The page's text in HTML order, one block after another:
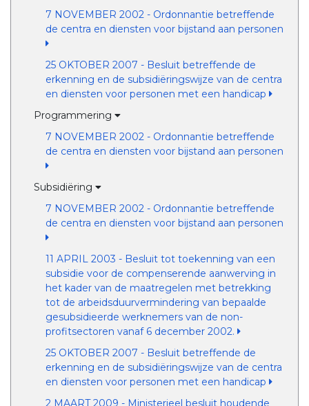
7 NOVEMBER 2002 - Ordonnantie betreffende
de centra en diensten voor bijstand aan personen
25 OKTOBER 2007 - Besluit betreffende de
erkenning en de subsidiëringswijze van de centra
en diensten voor personen met een handicap
Programmering
7 NOVEMBER 2002 - Ordonnantie betreffende
de centra en diensten voor bijstand aan personen
Subsidiëring
7 NOVEMBER 2002 - Ordonnantie betreffende
de centra en diensten voor bijstand aan personen
11 APRIL 2003 - Besluit tot toekenning van een
subsidie voor de compenserende aanwerving in
het kader van de maatregelen met betrekking
tot de arbeidsduurvermindering van bepaalde
gesubsidieerde werknemers van de non-
profitsectoren vanaf 6 december 2002.
25 OKTOBER 2007 - Besluit betreffende de
erkenning en de subsidiëringswijze van de centra
en diensten voor personen met een handicap
2 MAART 2009 - Ministerieel besluit houdende